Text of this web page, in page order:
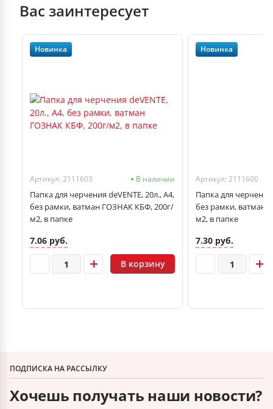
Вас заинтересует
Новинка
Артикул: 2111603 В наличии
Папка для черчения deVENTE, 20л., А4,
без рамки, ватман ГОЗНАК КБФ, 200г/
м2, в папке
7.06 руб.
В корзину
Новинка
Артикул: 2111600
Папка для черчения
без рамки, ватман
м2, в папке
7.30 руб.
ПОДПИСКА НА РАССЫЛКУ
Хочешь получать наши новости?